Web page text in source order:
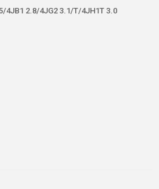
4JB1 2.8/4JG2 3.1/T/4JH1T 3.0